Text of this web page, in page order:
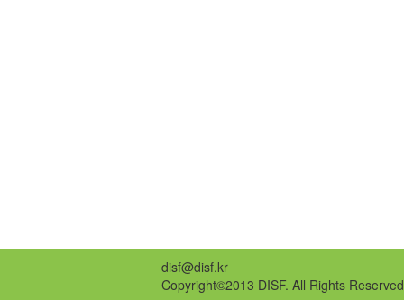
disf@disf.kr
Copyright©2013 DISF. All Rights Reserved